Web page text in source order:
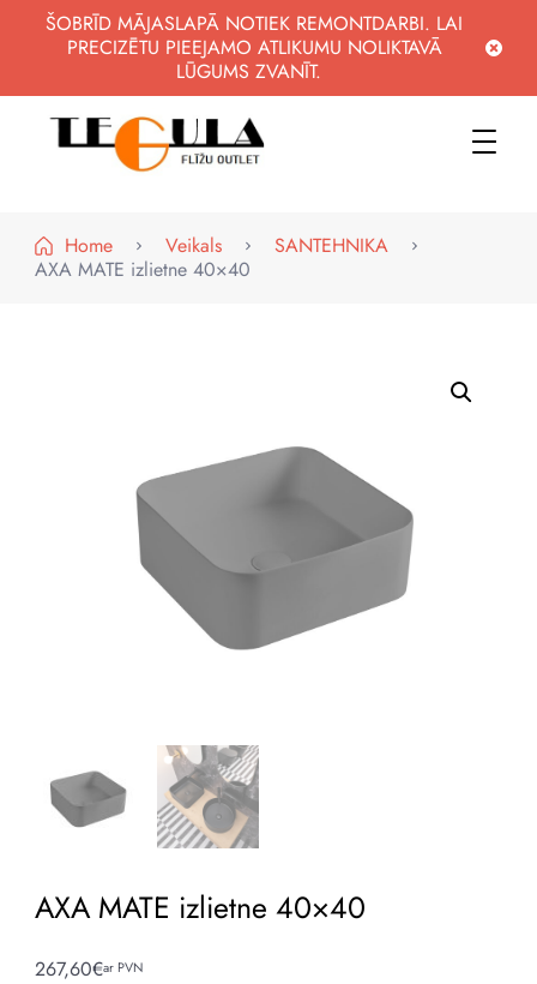
ŠOBRĪD MĀJASLAPĀ NOTIEK REMONTDARBI. LAI
PRECIZĒTU PIEEJAMO ATLIKUMU NOLIKTAVĀ
LŪGUMS ZVANĪT.
Home
Veikals
SANTEHNIKA
AXA MATE izlietne 40×40
AXA MATE izlietne 40×40
267,60€ar PVN